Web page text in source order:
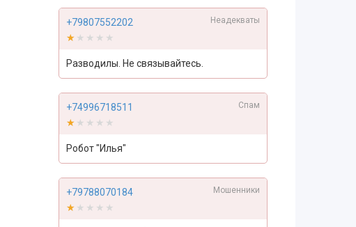
+79807552202 Неадекваты
★★★★★
★★★★★
Разводилы. Не связывайтесь.
+74996718511 Спам
★★★★★
★★★★★
Робот "Илья"
+79788070184 Мошенники
★★★★★
★★★★★